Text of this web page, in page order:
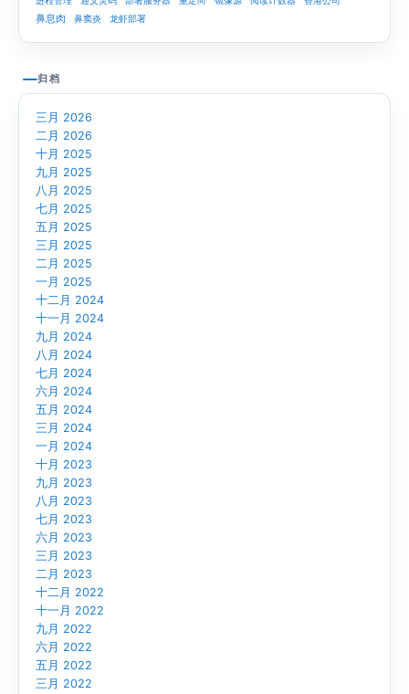
鼻息肉 鼻窦炎 龙虾部署
归档
三月 2026
二月 2026
十月 2025
九月 2025
八月 2025
七月 2025
五月 2025
三月 2025
二月 2025
一月 2025
十二月 2024
十一月 2024
九月 2024
八月 2024
七月 2024
六月 2024
五月 2024
三月 2024
一月 2024
十月 2023
九月 2023
八月 2023
七月 2023
六月 2023
三月 2023
二月 2023
十二月 2022
十一月 2022
九月 2022
六月 2022
五月 2022
三月 2022